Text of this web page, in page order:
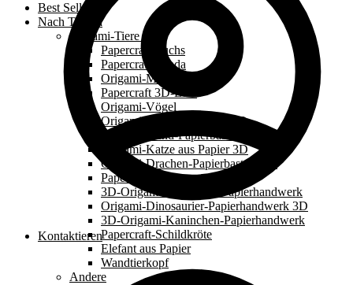
Kontaktieren
Best Sellers
Nach Thema
Origami-Tiere 3D
Papercraft-Fuchs
Papercraft-Panda
Origami-Meerestiere
Papercraft 3D-Eule
Origami-Vögel
Origami Löwe aus Papier 3D
Origami-Hund-Papierbasteln 3D
Origami-Katze aus Papier 3D
Origami-Drachen-Papierbasteln 3D
Papercraft-Einhorn
3D-Origami-Schlangen-Papierhandwerk
Origami-Dinosaurier-Papierhandwerk 3D
3D-Origami-Kaninchen-Papierhandwerk
Papercraft-Schildkröte
Elefant aus Papier
Wandtierkopf
Andere